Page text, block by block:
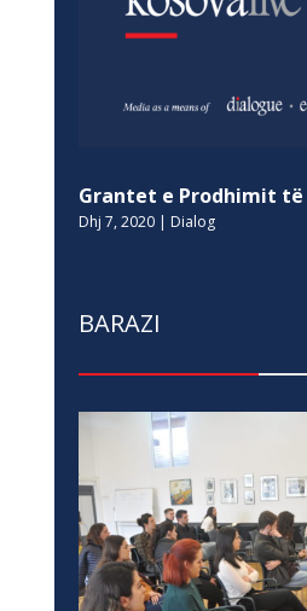
Grantet e Prodhimit
Dhj 7, 2020| Dialog
BARAZI